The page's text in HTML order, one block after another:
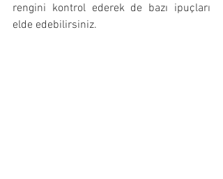
rengini kontrol ederek de bazı ipuçları
elde edebilirsiniz.